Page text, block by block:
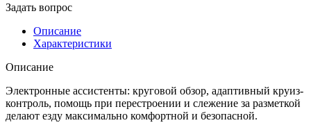
Задать вопрос
Описание
Характеристики
Описание
Электронные ассистенты: круговой обзор, адаптивный круиз-
контроль, помощь при перестроении и слежение за разметкой
делают езду максимально комфортной и безопасной.